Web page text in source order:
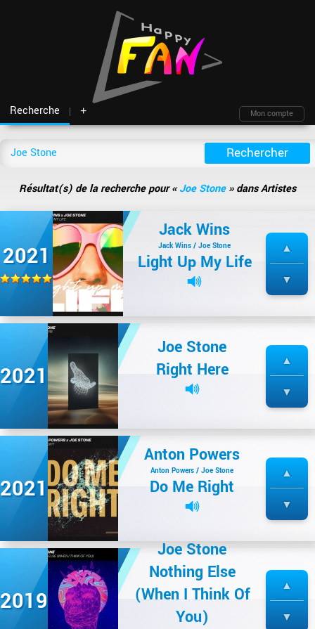
Recherche +
Fil d'actu
Membres
Artistes
Hasard
Moteur de recherche
Archives
Plan du site
Mon compte
Résultat(s) de la recherche pour «Joe Stone» dans Artistes
2021
Jack Wins
Jack Wins / Joe Stone
Light Up My Life
2021
Joe Stone
Right Here
2021
Anton Powers
Anton Powers / Joe Stone
Do Me Right
2019
Joe Stone
Nothing Else
(When I Think Of
You)